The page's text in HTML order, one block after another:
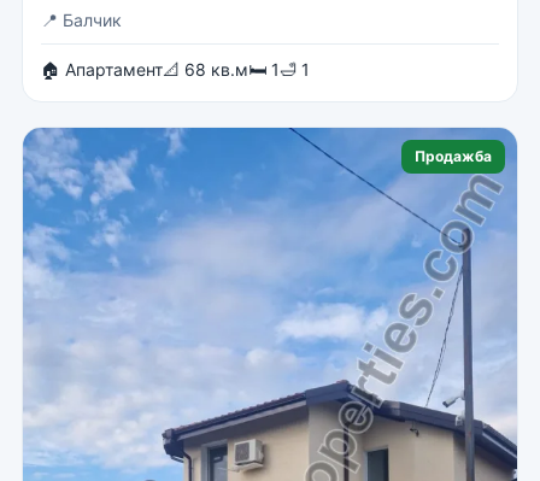
📍 Балчик
🏠 Апартамент📐 68 кв.м🛏 1🛁 1
Продажба